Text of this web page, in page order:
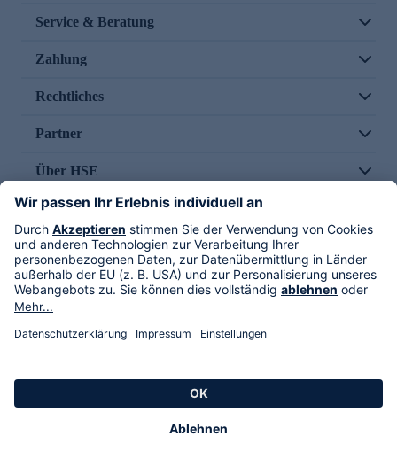
Service & Beratung
Zahlung
Rechtliches
Partner
Über HSE
Im TV
HSE International